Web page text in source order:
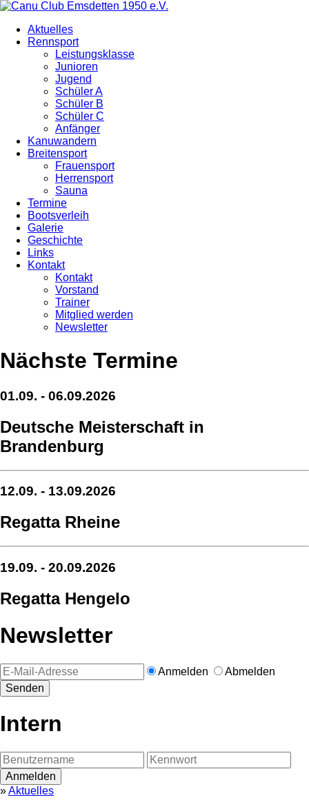
Aktuelles
Rennsport
Leistungsklasse
Junioren
Jugend
Schüler A
Schüler B
Schüler C
Anfänger
Kanuwandern
Breitensport
Frauensport
Herrensport
Sauna
Termine
Bootsverleih
Galerie
Geschichte
Links
Kontakt
Kontakt
Vorstand
Trainer
Mitglied werden
Newsletter
Nächste Termine
01.09. - 06.09.2026
Deutsche Meisterschaft in
Brandenburg
12.09. - 13.09.2026
Regatta Rheine
19.09. - 20.09.2026
Regatta Hengelo
Newsletter
Anmelden Abmelden
Intern
»Aktuelles